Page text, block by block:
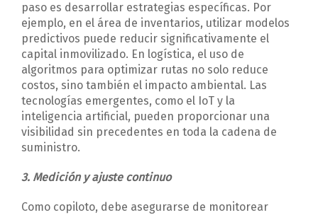
paso es desarrollar estrategias específicas. Por
ejemplo, en el área de inventarios, utilizar modelos
predictivos puede reducir significativamente el
capital inmovilizado. En logística, el uso de
algoritmos para optimizar rutas no solo reduce
costos, sino también el impacto ambiental. Las
tecnologías emergentes, como el IoT y la
inteligencia artificial, pueden proporcionar una
visibilidad sin precedentes en toda la cadena de
suministro.
3. Medición y ajuste continuo
Como copiloto, debe asegurarse de monitorear